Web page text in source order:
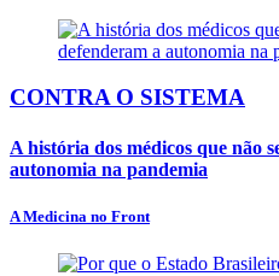
CONTRA O SISTEMA
A história dos médicos que não
autonomia na pandemia
A Medicina no Front